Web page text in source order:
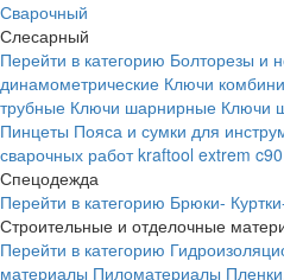
Сварочный
Слесарный
Перейти в категорию Болторезы и
динамометрические Ключи
трубные Ключи шарнирные Ключи
Пинцеты Пояса и сумки для
сварочных работ kraftool extrem
Спецодежда
Перейти в категорию Брюки-
Строительные и отделочные
Перейти в категорию
материалы Пиломатериалы